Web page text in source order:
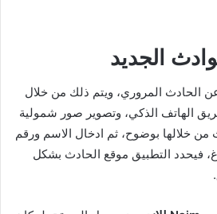
الجديد
عن الحادث المروري، ويتم ذلك من خلال
الهاتف الذكي، وتصوير صور شمولية
خلالها بوضوح، ثم ادخال الاسم ورقم
فيحدد التطبيق موقع الحادث بشكل